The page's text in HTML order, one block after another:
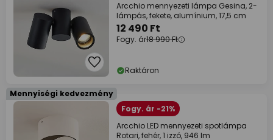
Arcchio mennyezeti lámpa Gesina, 2-
lámpás, fekete, alumínium, 17,5 cm
12 490 Ft
Fogy. ár18 990 Ft
Raktáron
Mennyiségi kedvezmény
Fogy. ár -21%
Arcchio LED mennyezeti spotlámpa
Rotari, fehér, 1 izzó, 946 lm